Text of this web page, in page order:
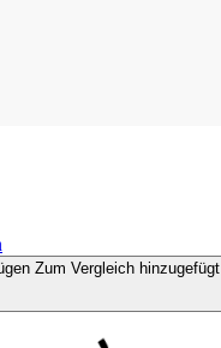
Zum Vergleich hinzugefügt